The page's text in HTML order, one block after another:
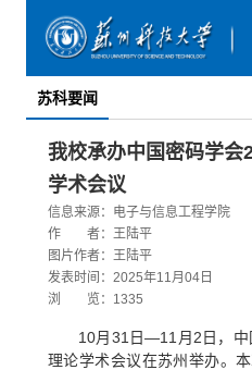
苏科要闻
我校承办中国密码学会
学术会议
信息来源：电子与信息工程学院
作 者：王陆平
图片作者：王陆平
发表时间：2025年11月04日
浏 览： 1335
10月31日—11月2日，中
理论学术会议在苏州举办。